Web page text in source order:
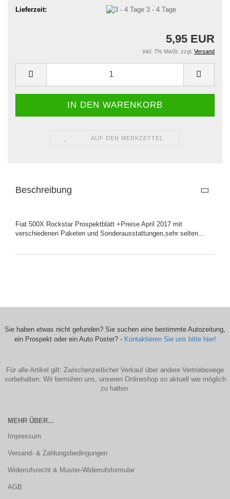
Lieferzeit:
3 - 4 Tage
5,95 EUR
inkl. 7% MwSt. zzgl. Versand
AUF DEN MERKZETTEL
Beschreibung
Fiat 500X Rockstar Prospektblatt +Preise April 2017 mit
verschiedenen Paketen und Sonderausstattungen,sehr selten...
Sie haben etwas nicht gefunden? Sie suchen eine bestimmte Autozeitung,
ein Prospekt oder ein Auto Poster? - Kontaktieren Sie uns bitte hier!
Für alle Artikel gilt: Zwischenzeitlicher Verkauf über andere Vertriebswege
vorbehalten. Wir bemühen uns, unseren Onlineshop so aktuell wie möglich
zu halten.
MEHR ÜBER...
Impressum
Versand- & Zahlungsbedingungen
Widerrufsrecht & Muster-Widerrufsformular
AGB